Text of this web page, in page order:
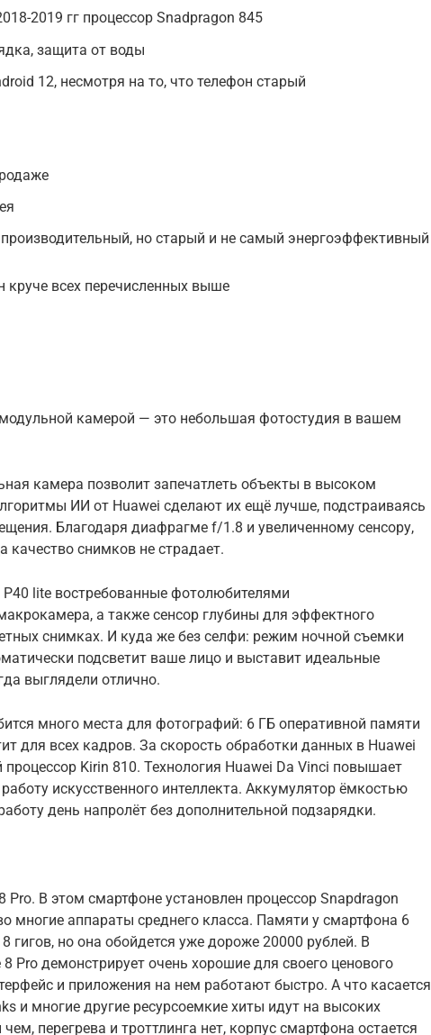
2019 гг процессор Snadpragon 845
защита от воды
12, несмотря на то, что телефон старый
но старый и не самый энергоэффективный
круче всех перечисленных выше
камерой — это небольшая фотостудия в вашем
камера позволит запечатлеть объекты в высоком
ИИ от Huawei сделают их ещё лучше, подстраиваясь
Благодаря диафрагме f/1.8 и увеличенному сенсору,
качество снимков не страдает.
lite востребованные фотолюбителями
а также сенсор глубины для эффектного
снимках. И куда же без селфи: режим ночной съемки
подсветит ваше лицо и выставит идеальные
выглядели отлично.
много места для фотографий: 6 ГБ оперативной памяти
для всех кадров. За скорость обработки данных в Huawei
Kirin 810. Технология Huawei Da Vinci повышает
искусственного интеллекта. Аккумулятор ёмкостью
день напролёт без дополнительной подзарядки.
Pro. В этом смартфоне установлен процессор Snapdragon
многие аппараты среднего класса. Памяти у смартфона 6
гигов, но она обойдется уже дороже 20000 рублей. В
8 Pro демонстрирует очень хорошие для своего ценового
и приложения на нем работают быстро. А что касается
и многие другие ресурсоемкие хиты идут на высоких
перегрева и троттлинга нет, корпус смартфона остается